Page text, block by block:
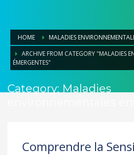
HOME
MALADIES
ARCHIVE FROM CATEGORY "MALADIES
ÉMERGENTES"
Category: Maladies
Comprendre la